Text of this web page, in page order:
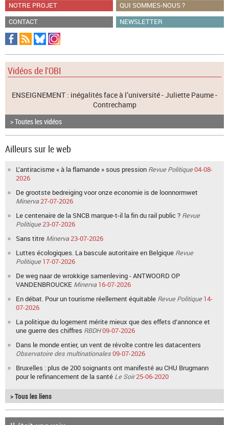
NOTRE PROJET
QUI SOMMES-NOUS ?
CONTACT
NEWSLETTER
Vidéos de l'OBI
ENSEIGNEMENT : inégalités face à l’université - Juliette Paume -
Contrechamp
> Toutes les vidéos
Ailleurs sur le web
L’antiracisme « à la flamande » sous pression Revue Politique04-08-
2026
De grootste bedreiging voor onze economie is de loonnormwet
Minerva27-07-2026
Le centenaire de la SNCB marque-t-il la fin du rail public ? Revue
Politique23-07-2026
Sans titre Minerva23-07-2026
Luttes écologiques. La bascule autoritaire en Belgique Revue
Politique 17-07-2026
De weg naar de wrokkige samenleving - ANTWOORD OP
VANDENBROUCKE Minerva 16-07-2026
En débat. Pour un tourisme réellement équitable Revue Politique 14-
07-2026
La politique du logement mérite mieux que des effets d’annonce et
une guerre des chiffres RBDH09-07-2026
Dans le monde entier, un vent de révolte contre les datacenters
Observatoire des multinationales09-07-2026
Bruxelles : plus de 200 soignants ont manifesté au CHU Brugmann
pour le refinancement de la santé Le Soir25-06-2020
> Tous les liens